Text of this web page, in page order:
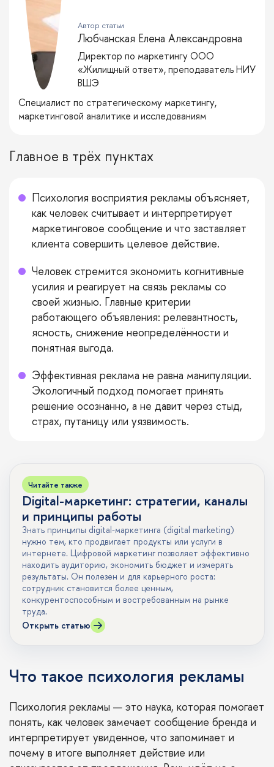
Автор статьи
Любчанская Елена Александровна
Директор по маркетингу ООО
«Жилищный ответ», преподаватель НИУ
ВШЭ
Cпециалист по стратегическому маркетингу,
маркетинговой аналитике и исследованиям
Главное в трёх пунктах
Психология восприятия рекламы объясняет,
как человек считывает и интерпретирует
маркетинговое сообщение и что заставляет
клиента совершить целевое действие.
Человек стремится экономить когнитивные
усилия и реагирует на связь рекламы со
своей жизнью. Главные критерии
работающего объявления: релевантность,
ясность, снижение неопределённости и
понятная выгода.
Эффективная реклама не равна манипуляции.
Экологичный подход помогает принять
решение осознанно, а не давит через стыд,
страх, путаницу или уязвимость.
Читайте также
Digital-маркетинг: стратегии, каналы
и принципы работы
Знать принципы digital-маркетинга (digital marketing)
нужно тем, кто продвигает продукты или услуги в
интернете. Цифровой маркетинг позволяет эффективно
находить аудиторию, экономить бюджет и измерять
результаты. Он полезен и для карьерного роста:
сотрудник становится более ценным,
конкурентоспособным и востребованным на рынке
труда.
Открыть статью
Что такое психология рекламы
Психология рекламы — это наука, которая помогает
понять, как человек замечает сообщение бренда и
интерпретирует увиденное, что запоминает и
почему в итоге выполняет действие или